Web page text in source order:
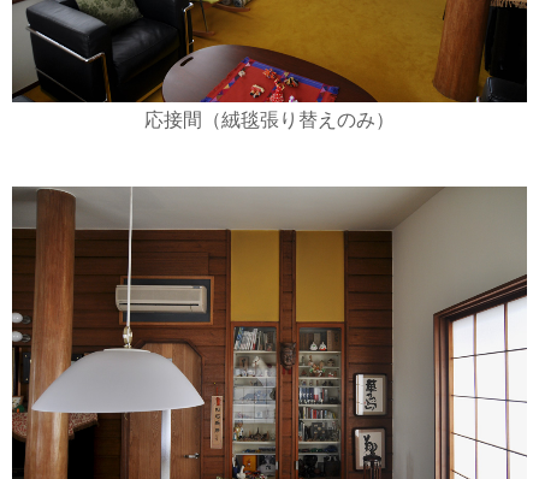
応接間（絨毯張り替えのみ）